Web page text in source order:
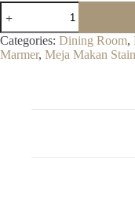
Meja
Makan
Marmer
Stainlis
quantity
Categories: Dining Room,
Marmer, Meja Makan